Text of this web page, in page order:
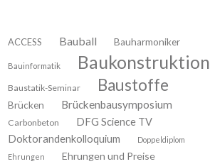
ACCESS Bauball Bauharmoniker
Bauinformatik Baukonstruktion
Baustatik-Seminar Baustoffe
Brücken Brückenbausymposium
Carbonbeton
DFG Science TV
Doktorandenkolloquium
Doppeldiplom
Ehrungen
Ehrungen und Preise